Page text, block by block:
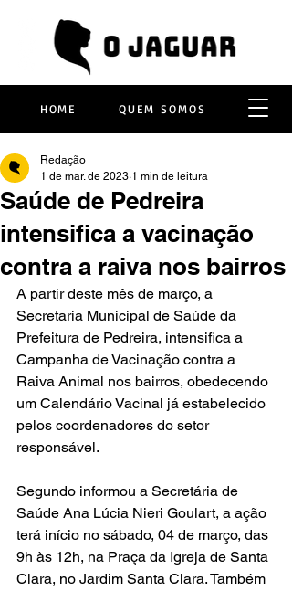
HOME QUEM SOMOS
Saúde de Pedreira
intensifica a vacinação
contra a raiva nos bairros
Redação
1 de mar. de 2023 1 min de leitura
A partir deste mês de março, a
Secretaria Municipal de Saúde da
Prefeitura de Pedreira, intensifica a
Campanha de Vacinação contra a
Raiva Animal nos bairros, obedecendo
um Calendário Vacinal já estabelecido
pelos coordenadores do setor
responsável.
Segundo informou a Secretária de
Saúde Ana Lúcia Nieri Goulart, a ação
terá início no sábado, 04 de março, das
9h às 12h, na Praça da Igreja de Santa
Clara, no Jardim Santa Clara. Também